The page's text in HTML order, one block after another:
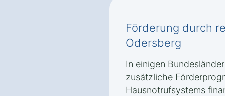
Förderung durch
Odersberg
In einigen
zusätzliche
Hausnotrufsystems